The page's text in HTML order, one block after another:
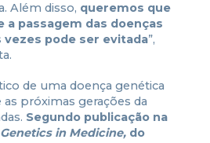
Além disso, queremos que
a passagem das doenças
pode ser evitada”,
de uma doença genética
próximas gerações da
Segundo publicação na
Genetics in Medicine, do